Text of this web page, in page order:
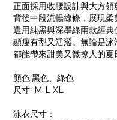
正面採用收腰設計與大方領
背後中段流暢線條，展現柔
選用純黑與深墨綠兩款經典
顯瘦有型又活潑。無論是泳
都能帶來甜美又微撩人的夏
顏色:黑色、綠色
尺寸: M L XL
泳衣尺寸：